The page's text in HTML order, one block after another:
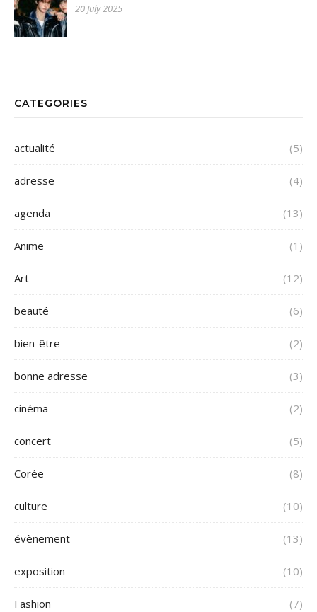
20 July 2025
CATEGORIES
actualité (5)
adresse (4)
agenda (13)
Anime (1)
Art (12)
beauté (6)
bien-être (2)
bonne adresse (3)
cinéma (2)
concert (5)
Corée (8)
culture (10)
évènement (13)
exposition (10)
Fashion (7)